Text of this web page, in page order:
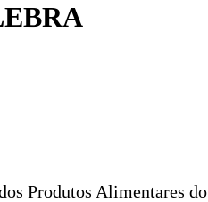
Produtos Alimentares do